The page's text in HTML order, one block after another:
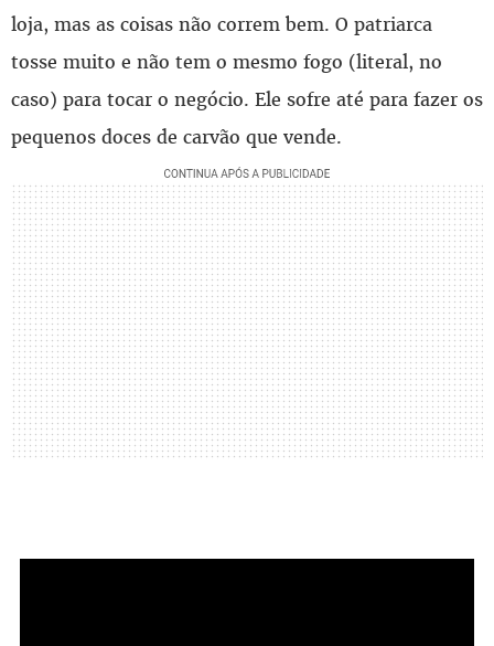
loja, mas as coisas não correm bem. O patriarca
tosse muito e não tem o mesmo fogo (literal, no
caso) para tocar o negócio. Ele sofre até para fazer os
pequenos doces de carvão que vende.